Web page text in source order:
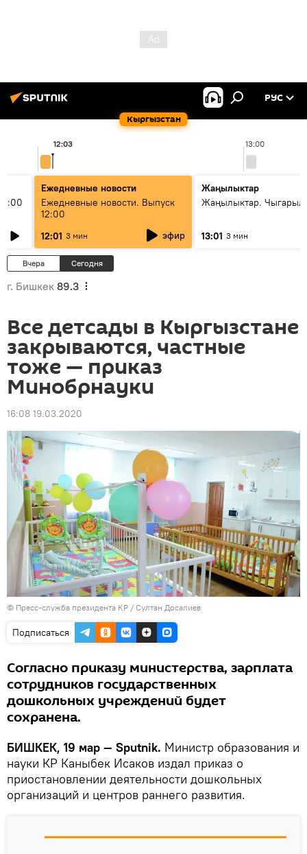
Кыргызстан
РУС
13:00
12:03
Ежедневные новости
Ежедневные новости. Выпуск
12:00
12:01 3 мин эфир
Жаңылыктар
Жаңылыктар.
13:01 3 мин
Вчера Сегодня
г. Бишкек 89.3
Все детсады в Кыргызстане
закрываются, частные
тоже — приказ
Минобрнауки
16:08 19.03.2020
© Пресс-служба президента КР / Султан Досалиев
Подписаться
Согласно приказу министерства, зарплата
сотрудников государственных
дошкольных учреждений будет
сохранена.
БИШКЕК, 19 мар — Sputnik. Министр образования и
науки КР Каныбек Исаков издал приказ о
приостановлении деятельности дошкольных
организаций и центров раннего развития.